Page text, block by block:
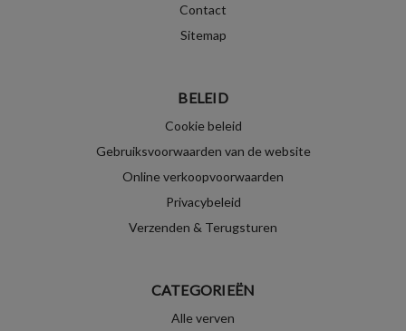
Contact
Sitemap
BELEID
Cookie beleid
Gebruiksvoorwaarden van de website
Online verkoopvoorwaarden
Privacybeleid
Verzenden & Terugsturen
CATEGORIEËN
Alle verven